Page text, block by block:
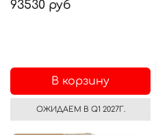
93530 руб
В корзину
ОЖИДАЕМ В Q1 2027Г.